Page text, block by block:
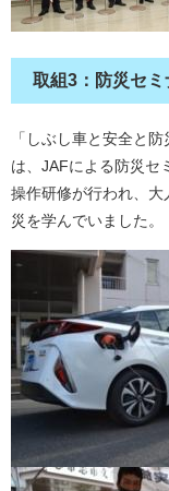
取組3：防災セ
「しぶし車と安全と
は、JAFによる防災セ
操作研修が行われ、
災を学んでいました。